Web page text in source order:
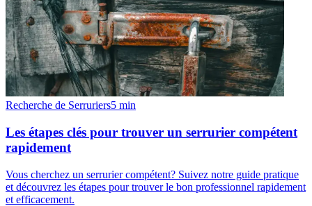
Recherche de Serruriers5 min
Les étapes clés pour trouver un serrurier compétent
rapidement
Vous cherchez un serrurier compétent? Suivez notre guide pratique
et découvrez les étapes pour trouver le bon professionnel rapidement
et efficacement.